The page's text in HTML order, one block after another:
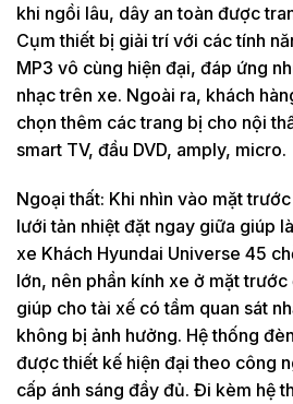
khi ngồi lâu, dây an toàn được
Cụm thiết bị giải trí với các tính
MP3 vô cùng hiện đại, đáp ứng
nhạc trên xe. Ngoài ra, khách
chọn thêm các trang bị cho nội
smart TV, đầu DVD, amply, micro.
Ngoại thất: Khi nhìn vào mặt
lưới tản nhiệt đặt ngay giữa giúp
xe Khách Hyundai Universe 45
lớn, nên phần kính xe ở mặt
giúp cho tài xế có tầm quan sát
không bị ảnh hưởng. Hệ thống
được thiết kế hiện đại theo công
cấp ánh sáng đầy đủ. Đi kèm hệ